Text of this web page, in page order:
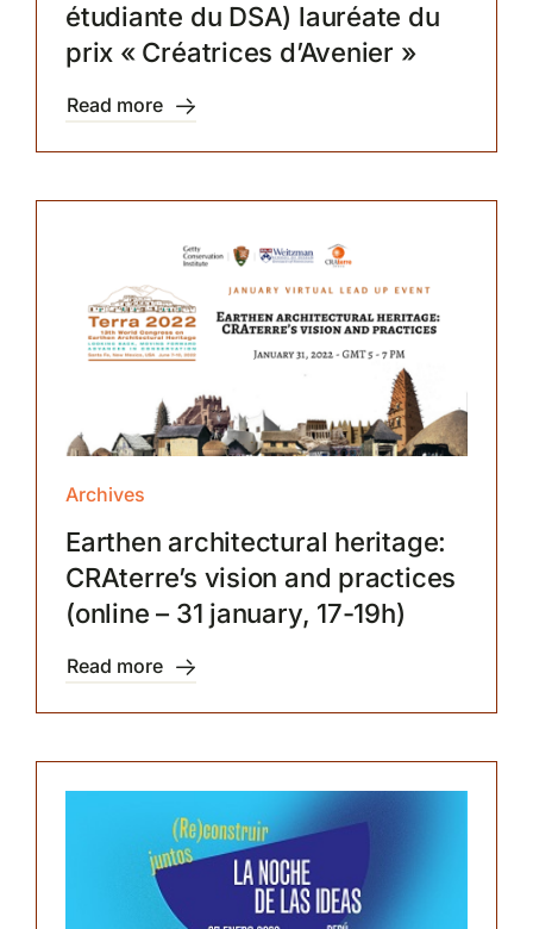
étudiante du DSA) lauréate du
prix « Créatrices d’Avenier »
Read more
Archives
Earthen architectural heritage:
CRAterre’s vision and practices
(online – 31 january, 17-19h)
Read more